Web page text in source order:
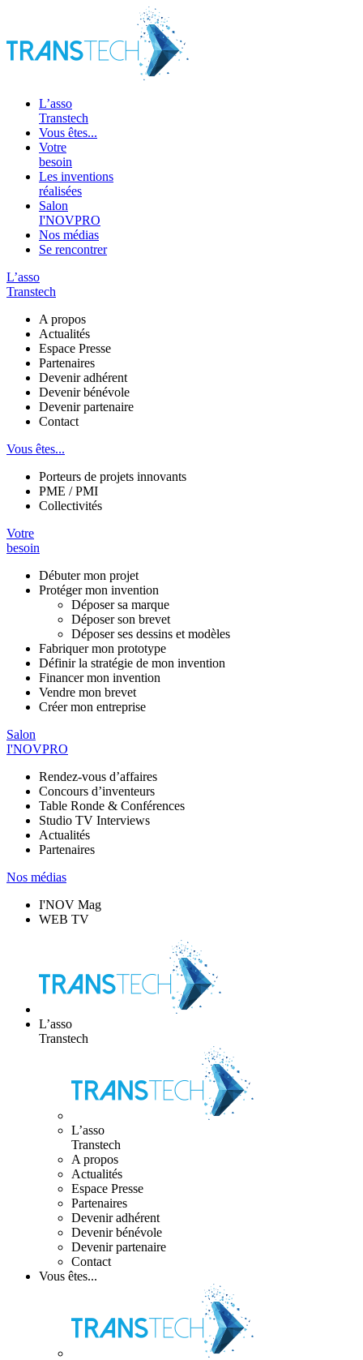
L’asso
Transtech
Vous êtes...
Votre
besoin
Les inventions
réalisées
Salon
I'NOVPRO
Nos médias
Se rencontrer
L’asso
Transtech
A propos
Actualités
Espace Presse
Partenaires
Devenir adhérent
Devenir bénévole
Devenir partenaire
Contact
Vous êtes...
Porteurs de projets innovants
PME / PMI
Collectivités
Votre
besoin
Débuter mon projet
Protéger mon invention
Déposer sa marque
Déposer son brevet
Déposer ses dessins et modèles
Fabriquer mon prototype
Définir la stratégie de mon invention
Financer mon invention
Vendre mon brevet
Créer mon entreprise
Salon
I'NOVPRO
Rendez-vous d’affaires
Concours d’inventeurs
Table Ronde & Conférences
Studio TV Interviews
Actualités
Partenaires
Nos médias
I'NOV Mag
WEB TV
L’asso
Transtech
L’asso
Transtech
A propos
Actualités
Espace Presse
Partenaires
Devenir adhérent
Devenir bénévole
Devenir partenaire
Contact
Vous êtes...